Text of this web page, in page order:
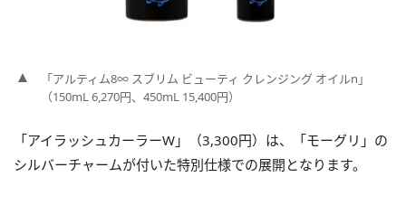
「アルティム8∞ スブリム ビューティ クレンジング オイルn」
（150mL 6,270円、450mL 15,400円）
「アイラッシュカーラーW」（3,300円）は、「モーグリ」の
シルバーチャームが付いた特別仕様での展開となります。